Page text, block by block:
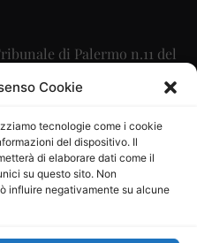
Cookie
tecnologie come i cookie
del dispositivo. Il
di elaborare dati come il
su questo sito. Non
influire negativamente su alcune
di Palermo n.11 del
Scaglione
Maria Calabrese